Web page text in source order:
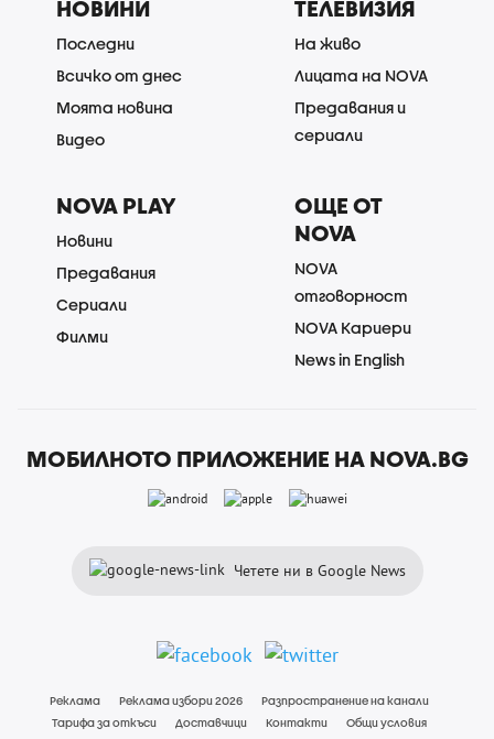
НОВИНИ
Последни
Всичко от днес
Моята новина
Видео
ТЕЛЕВИЗИЯ
На живо
Лицата на NOVA
Предавания и
сериали
NOVA PLAY
Новини
Предавания
Сериали
Филми
ОЩЕ ОТ
NOVA
NOVA
отговорност
NOVA Кариери
News in English
МОБИЛНОТО ПРИЛОЖЕНИЕ НА NOVA.BG
Четете ни в Google News
Реклама Реклама избори 2026
Разпространение на канали
Тарифа за откъси
Доставчици Контакти
Общи условия